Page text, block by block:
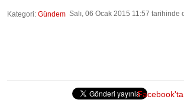
Kategori: Gündem Salı, 06 Ocak 2015 11:57 tarihinde